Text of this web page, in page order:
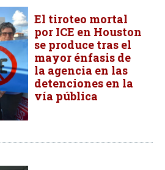
El tiroteo mortal
por ICE en Houston
se produce tras el
mayor énfasis de
la agencia en las
detenciones en la
vía pública